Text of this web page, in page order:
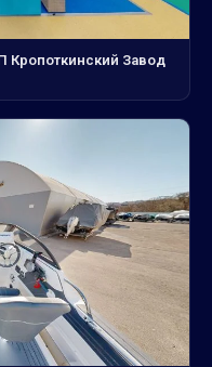
Кропоткинский Завод